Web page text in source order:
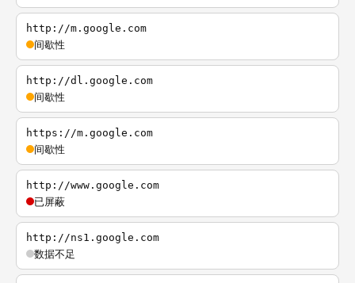
http://m.google.com
间歇性
http://dl.google.com
间歇性
https://m.google.com
间歇性
http://www.google.com
已屏蔽
http://ns1.google.com
数据不足